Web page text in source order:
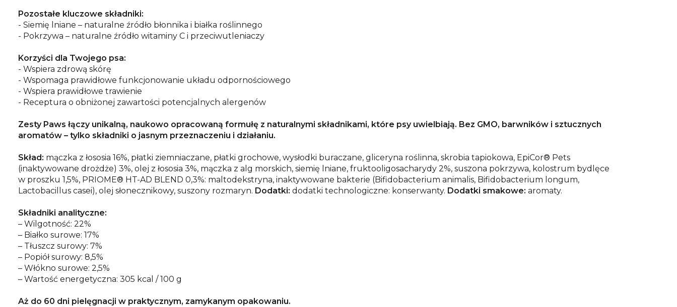
Pozostałe kluczowe składniki:
- Siemię lniane – naturalne źródło błonnika i białka roślinnego
- Pokrzywa – naturalne źródło witaminy C i przeciwutleniaczy
Korzyści dla Twojego psa:
- Wspiera zdrową skórę
- Wspomaga prawidłowe funkcjonowanie układu odpornościowego
- Wspiera prawidłowe trawienie
- Receptura o obniżonej zawartości potencjalnych alergenów
Zesty Paws łączy unikalną, naukowo opracowaną formułę z naturalnymi składnikami, które psy uwielbiają. Bez GMO, barwników i sztucznych
aromatów – tylko składniki o jasnym przeznaczeniu i działaniu.
Skład: mączka z łososia 16%, płatki ziemniaczane, płatki grochowe, wysłodki buraczane, gliceryna roślinna, skrobia tapiokowa, EpiCor® Pets
(inaktywowane drożdże) 3%, olej z łososia 3%, mączka z alg morskich, siemię lniane, fruktooligosacharydy 2%, suszona pokrzywa, kolostrum bydlęce
w proszku 1,5%, PRIOME® HT-AD BLEND 0,3%: maltodekstryna, inaktywowane bakterie (Bifidobacterium animalis, Bifidobacterium longum,
Lactobacillus casei), olej słonecznikowy, suszony rozmaryn. Dodatki: dodatki technologiczne: konserwanty. Dodatki smakowe: aromaty.
Składniki analityczne:
– Wilgotność: 22%
– Białko surowe: 17%
– Tłuszcz surowy: 7%
– Popiół surowy: 8,5%
– Włókno surowe: 2,5%
– Wartość energetyczna: 305 kcal / 100 g
Aż do 60 dni pielęgnacji w praktycznym, zamykanym opakowaniu.